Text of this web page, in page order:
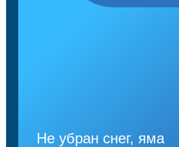
Не убран снег, яма